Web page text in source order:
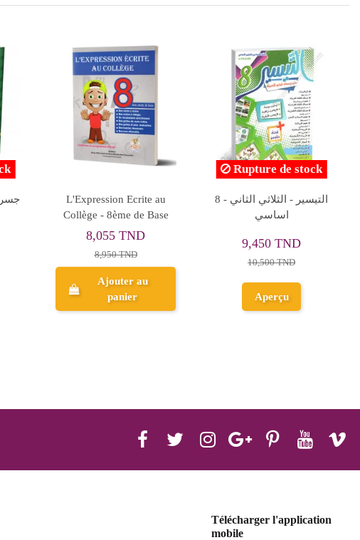
-
de Base
au
كنوز النجاح - الرياضيات - 8
اساسي
13,455 TND
14,950 TND
Ajouter au
كنوز النجاح - العربية - 8
14,355 TND
Ajouter au
Télécharger l'application
mobile